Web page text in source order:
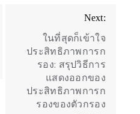
Next:
ในที่สุดก็เข้าใจ
ประสิทธิภาพการก
รอง: สรุปวิธีการ
แสดงออกของ
ประสิทธิภาพการก
รองของตัวกรอง